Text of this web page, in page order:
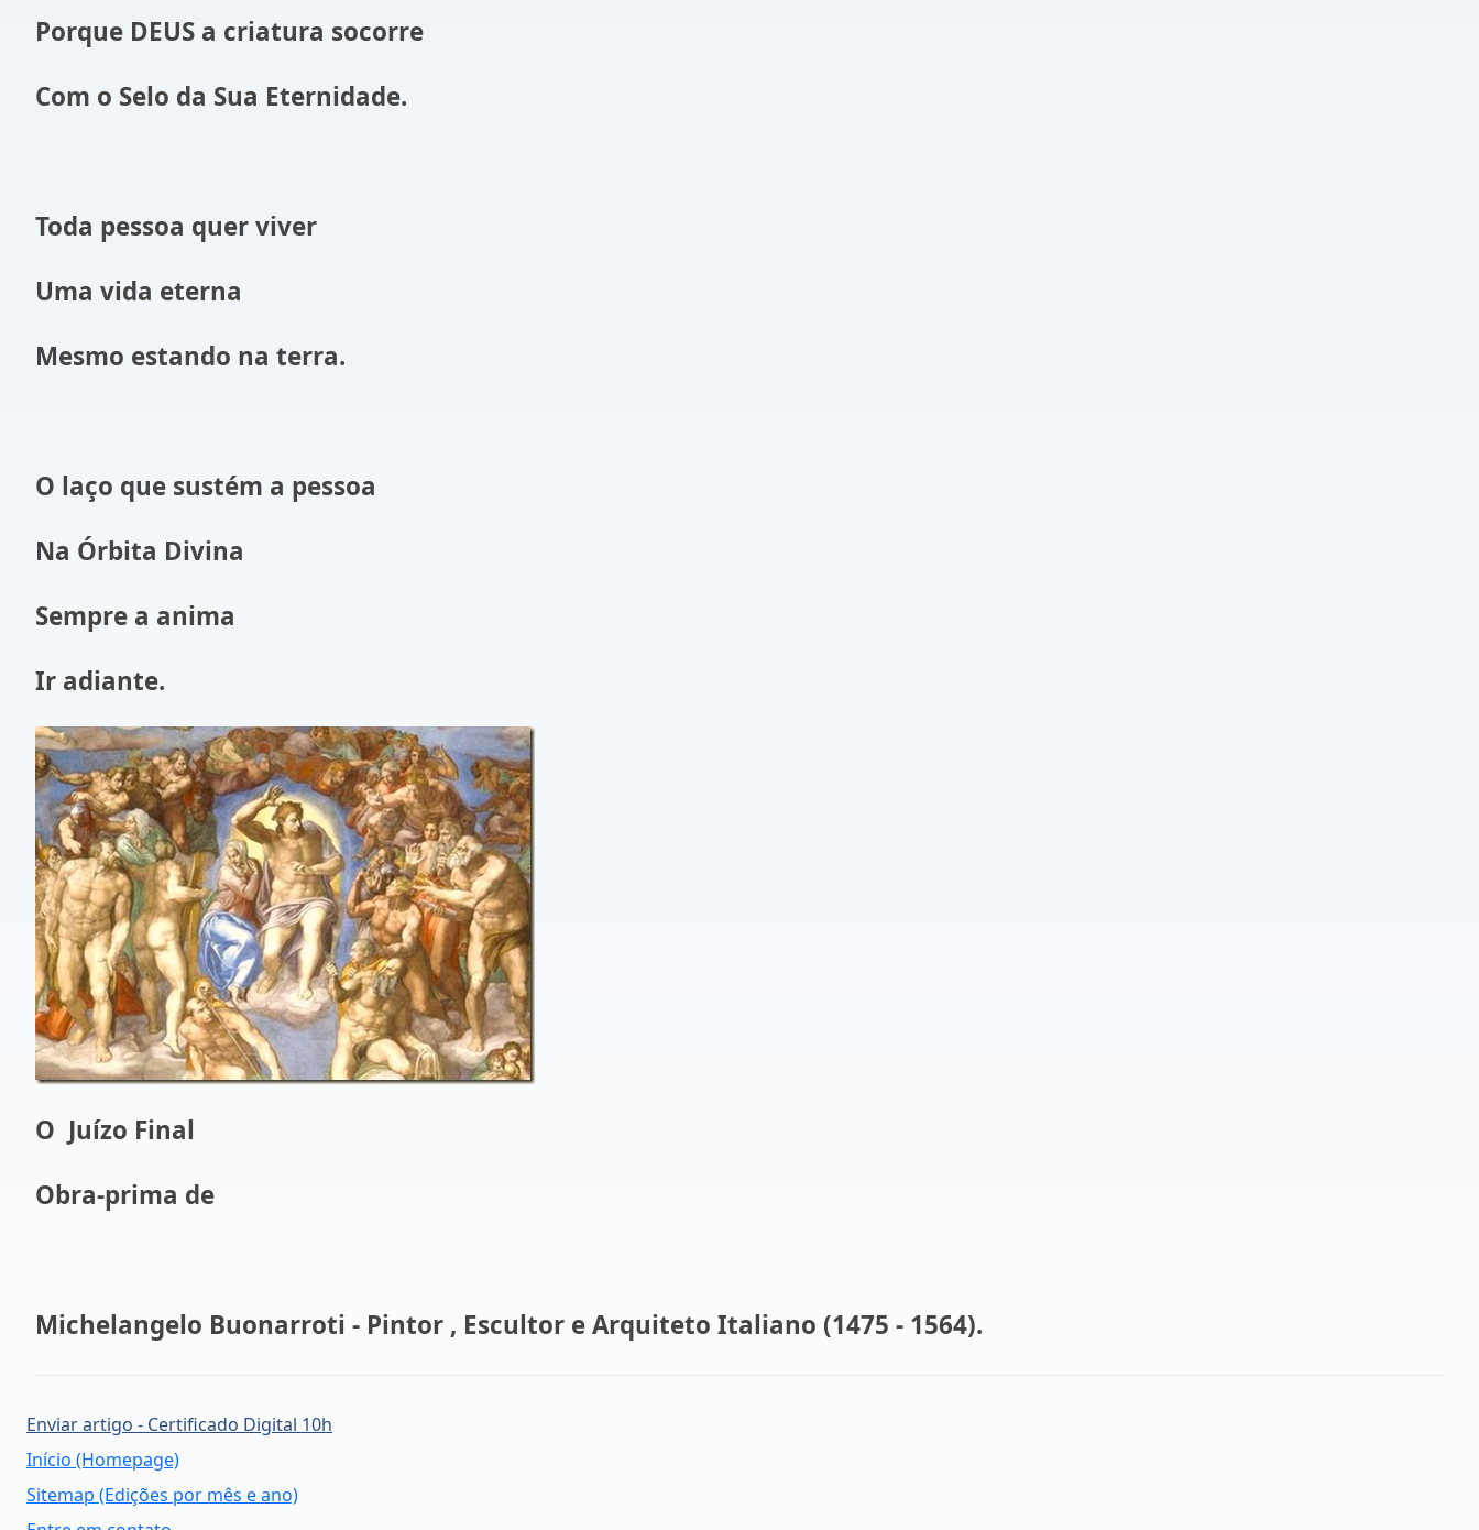
Porque DEUS a criatura socorre
Com o Selo da Sua Eternidade.
Toda pessoa quer viver
Uma vida eterna
Mesmo estando na terra.
O laço que sustém a pessoa
Na Órbita Divina
Sempre a anima
Ir adiante.
O Juízo Final
Obra-prima de
Michelangelo Buonarroti - Pintor , Escultor e Arquiteto Italiano (1475 - 1564).
Enviar artigo - Certificado Digital 10h
Início (Homepage)
Sitemap (Edições por mês e ano)